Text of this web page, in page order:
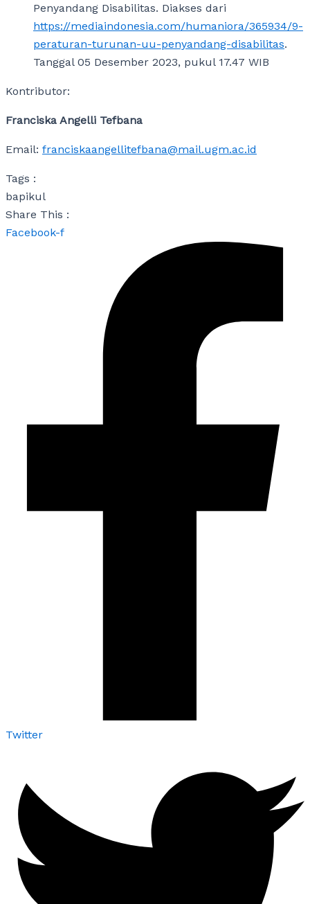
Penyandang Disabilitas. Diakses dari
https://mediaindonesia.com/humaniora/365934/9-
peraturan-turunan-uu-penyandang-disabilitas.
Tanggal 05 Desember 2023, pukul 17.47 WIB
Kontributor:
Franciska Angelli Tefbana
Email: franciskaangellitefbana@mail.ugm.ac.id
Tags :
bapikul
Share This :
Facebook-f
Twitter